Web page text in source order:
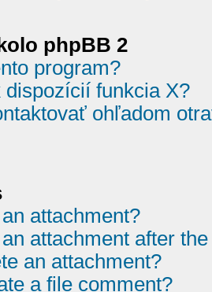
phpBB 2
program?
dispozícií funkcia X?
ohľadom
attachment?
attachment after
an attachment?
a file comment?